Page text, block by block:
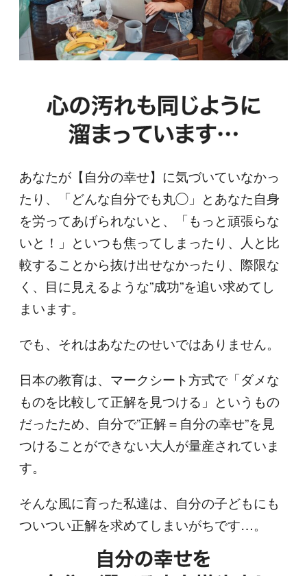
あなたが【自分の幸せ】に気づいていなかっ
たり、「どんな自分でも丸◯」とあなた自身
を労ってあげられないと、「もっと頑張らな
いと！」といつも焦ってしまったり、人と比
較することから抜け出せなかったり、際限な
く、目に見えるような”成功”を追い求めてし
まいます。
でも、それはあなたのせいではありません。
日本の教育は、マークシート方式で「ダメな
ものを比較して正解を見つける」というもの
だったため、自分で”正解＝自分の幸せ”を見
つけることができない大人が量産されていま
す。
そんな風に育った私達は、自分の子どもにも
ついつい正解を求めてしまいがちです…。